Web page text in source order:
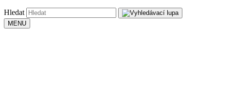
Hledat
MENU